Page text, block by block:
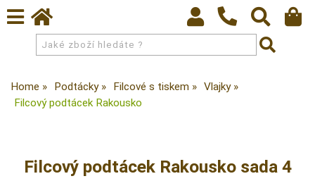
Home Podtácky Filcové s tiskem
Vlajky
Filcový podtácek Rakousko
Filcový podtácek Rakousko sada 4